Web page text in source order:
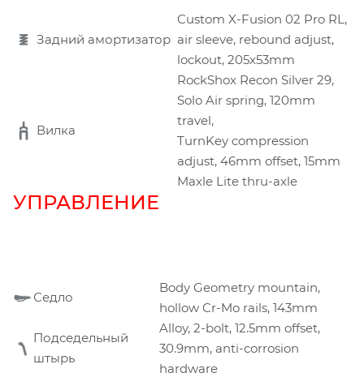
Задний амортизатор
Custom X-Fusion 02 Pro RL,
air sleeve, rebound adjust,
lockout, 205x53mm
Вилка
RockShox Recon Silver 29,
Solo Air spring, 120mm
travel,
TurnKey compression
adjust, 46mm offset, 15mm
Maxle Lite thru-axle
УПРАВЛЕНИЕ
Седло
Body Geometry mountain,
hollow Cr-Mo rails, 143mm
Подседельный
штырь
Alloy, 2-bolt, 12.5mm offset,
30.9mm, anti-corrosion
hardware